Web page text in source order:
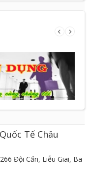
Tế Châu
Đội Cấn, Liễu Giai, Ba